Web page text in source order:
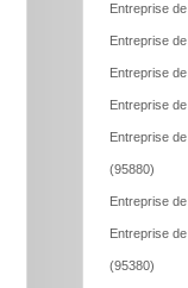
Entreprise
Entreprise
Entreprise
Entreprise
Entreprise
(95880)
Entreprise
Entreprise
(95380)